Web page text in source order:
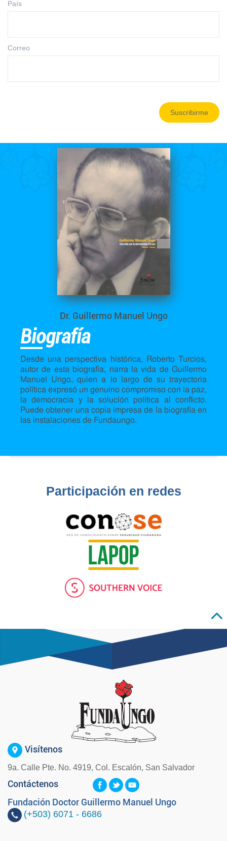
País
Correo
Suscribirme
Dr. Guillermo Manuel Ungo
Biografía
Desde una perspectiva histórica, Roberto Turcios,
autor de esta biografía, narra la vida de Guillermo
Manuel Ungo, quien a lo largo de su trayectoria
política expresó un genuino compromiso con la paz,
la democracia y la solución política al conflicto.
Puede obtener una copia impresa de la biografía en
las instalaciones de Fundaungo.
Participación en redes
Visítenos
9a. Calle Pte. No. 4919, Col. Escalón, San Salvador
Contáctenos
Fundación Doctor Guillermo Manuel Ungo
(+503) 6071 - 6686